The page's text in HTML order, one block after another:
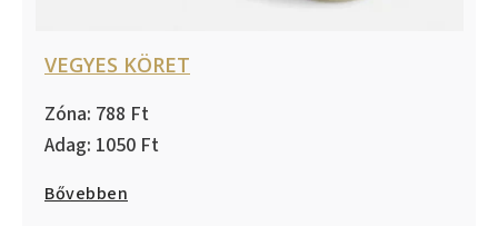
VEGYES KÖRET
788
1050
Bővebben